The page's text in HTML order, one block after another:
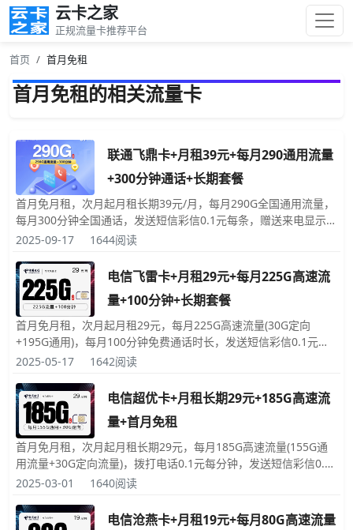
云卡之家
正规流量卡推荐平台
首页 首月免租
首月免租的相关流量卡
联通飞鼎卡+月租39元+每月290通用流量
+300分钟通话+长期套餐
首月免月租，次月起月租长期39元/月，每月290G全国通用流量，
每月300分钟全国通话，发送短信彩信0.1元每条，赠送来电显示，
号码和归属地都是随机的，此卡需要先激活后运营商才会发卡，激
2025-09-17 1644阅读
电信飞雷卡+月租29元+每月225G高速流
量+100分钟+长期套餐
首月免月租，次月起月租29元，每月225G高速流量(30G定向
+195G通用)，每月100分钟免费通话时长，发送短信彩信0.1元每
条，赠送来电显示，号码和归属地都是随机的，电信飞雷卡套餐长
2025-05-17 1642阅读
电信超优卡+月租长期29元+185G高速流
量+首月免租
首月免月租，次月起月租长期29元，每月185G高速流量(155G通
用流量+30G定向流量)，拨打电话0.1元每分钟，发送短信彩信0.1
元每条，赠送来电显示，激活时必须要充值50元话费，号码和归属
2025-03-01 1640阅读
电信沧燕卡+月租19元+每月80G高速流量